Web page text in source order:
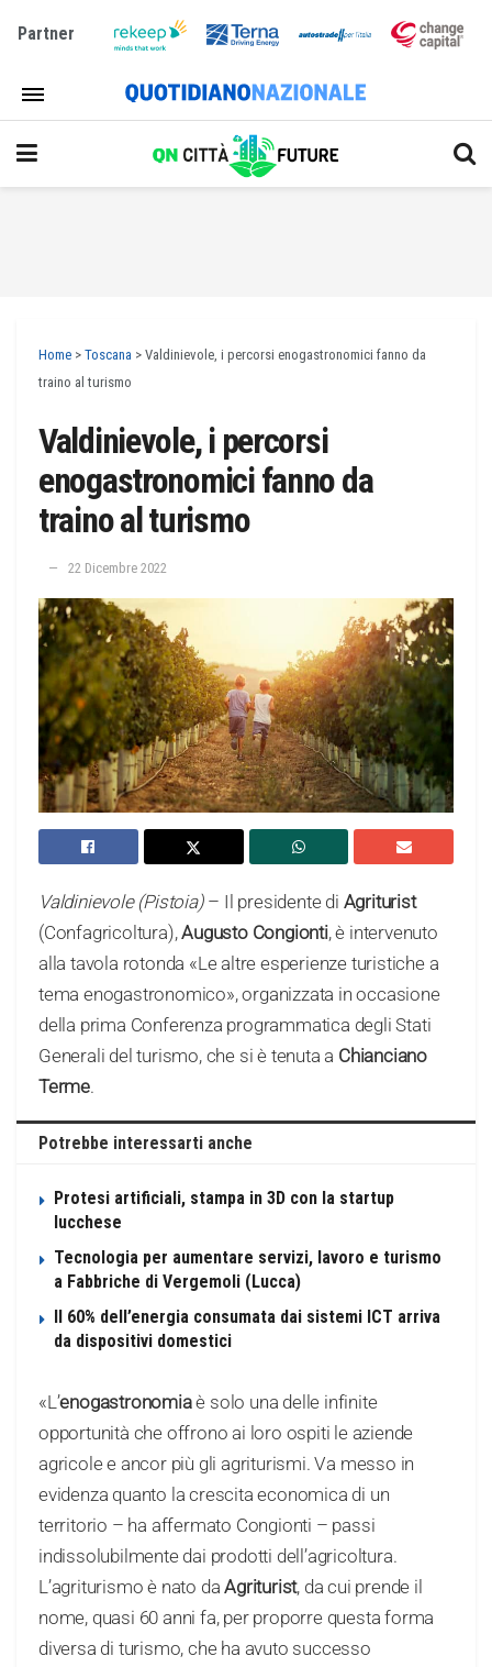
Partner
Home > Toscana > Valdinievole, i percorsi enogastronomici fanno da
traino al turismo
Valdinievole, i percorsi
enogastronomici fanno da
traino al turismo
22 Dicembre 2022
Valdinievole (Pistoia)– Il presidente di Agriturist
(Confagricoltura),Augusto Congionti, è intervenuto
alla tavola rotonda «Le altre esperienze turistiche a
tema enogastronomico», organizzata in occasione
della prima Conferenza programmatica degli Stati
Generali del turismo, che si è tenuta a Chianciano
Terme.
Potrebbe interessarti anche
Protesi artificiali, stampa in 3D con la startup
lucchese
Tecnologia per aumentare servizi, lavoro e turismo
a Fabbriche di Vergemoli (Lucca)
Il 60% dell’energia consumata dai sistemi ICT arriva
da dispositivi domestici
«L’enogastronomiaè solo una delle infinite
opportunità che offrono ai loro ospiti le aziende
agricole e ancor più gli agriturismi. Va messo in
evidenza quanto la crescita economica di un
territorio – ha affermato Congionti – passi
indissolubilmente dai prodotti dell’agricoltura.
L’agriturismo è nato daAgriturist, da cui prende il
nome, quasi 60 anni fa, per proporre questa forma
diversa di turismo, che ha avuto successo